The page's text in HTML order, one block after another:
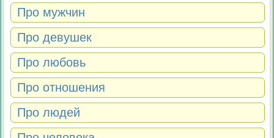
Про мужчин
Про девушек
Про любовь
Про отношения
Про людей